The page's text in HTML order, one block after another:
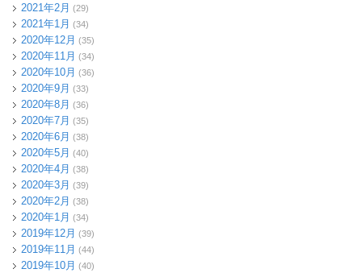
2021年2月 (29)
2021年1月 (34)
2020年12月 (35)
2020年11月 (34)
2020年10月 (36)
2020年9月 (33)
2020年8月 (36)
2020年7月 (35)
2020年6月 (38)
2020年5月 (40)
2020年4月 (38)
2020年3月 (39)
2020年2月 (38)
2020年1月 (34)
2019年12月 (39)
2019年11月 (44)
2019年10月 (40)